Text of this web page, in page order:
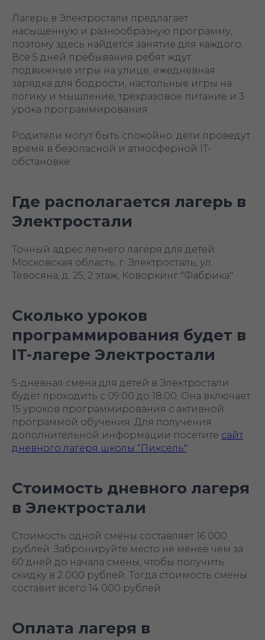
Лагерь в Электростали предлагает
насыщенную и разнообразную программу,
поэтому здесь найдется занятие для каждого.
Все 5 дней пребывания ребят ждут
подвижные игры на улице, ежедневная
зарядка для бодрости, настольные игры на
логику и мышление, трехразовое питание и 3
урока программирования.
Родители могут быть спокойно: дети проведут
время в безопасной и атмосферной IT-
обстановке.
Где располагается лагерь в
Электростали
Точный адрес летнего лагеря для детей:
Московская область, г. Электросталь, ул.
Тевосяна, д. 25, 2 этаж, Коворкинг "Фабрика"
Сколько уроков
программирования будет в
IT-лагере Электростали
5-дневная смена для детей в Электростали
будет проходить с 09:00 до 18:00. Она включает
15 уроков программирования с активной
программой обучения. Для получения
дополнительной информации посетите сайт
дневного лагеря школы "Пиксель".
Стоимость дневного лагеря
в Электростали
Стоимость одной смены составляет 16 000
рублей. Забронируйте место не менее чем за
60 дней до начала смены, чтобы получить
скидку в 2 000 рублей. Тогда стоимость смены
составит всего 14 000 рублей.
Оплата лагеря в